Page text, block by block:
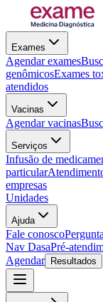
Exames
Agendar exames
genômicosExames
atendidos
Vacinas
Agendar vacinas
Serviços
Infusão de
particular
empresas
Unidades
Ajuda
Fale conosco
Nav DasaPré-
Agendar
Resultados